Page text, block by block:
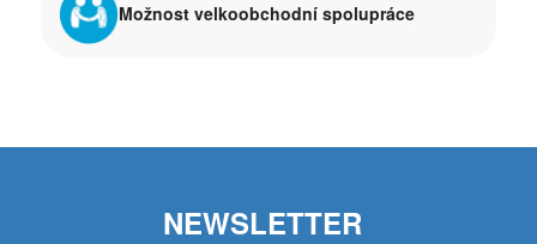
Možnost velkoobchodní spolupráce
NEWSLETTER